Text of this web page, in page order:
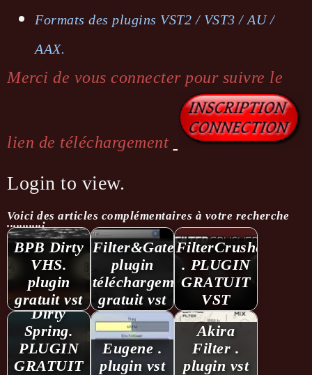
Formats des plugins VST2 / VST3 / AU /
AAX.
Merci de vous connecter pour suivre le
lien de téléchargement
Login to view.
Voici des articles complémentaires à votre recherche
...........:
BPB Dirty
VHS.
plugin
gratuit vst
Filter&Gate.
plugin
téléchargement
gratuit vst
FilterCrusher
. PLUGIN
GRATUIT
VST
Dirty
Spring.
PLUGIN
GRATUIT
Eugene .
plugin vst
Akira
Filter .
plugin vst